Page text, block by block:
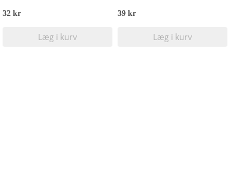
32 kr
Læg i kurv
39 kr
Læg i kurv